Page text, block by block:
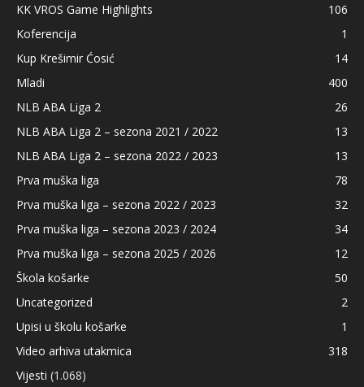
KK VROS Game Highlights
106
Koferencija
1
Kup Krešimir Ćosić
14
Mladi
400
NLB ABA Liga 2
26
NLB ABA Liga 2 – sezona 2021 / 2022
13
NLB ABA Liga 2 – sezona 2022 / 2023
13
Prva muška liga
78
Prva muška liga – sezona 2022 / 2023
32
Prva muška liga – sezona 2023 / 2024
34
Prva muška liga – sezona 2025 / 2026
12
Škola košarke
50
Uncategorized
2
Upisi u školu košarke
1
Video arhiva utakmica
318
Vijesti (1.068)